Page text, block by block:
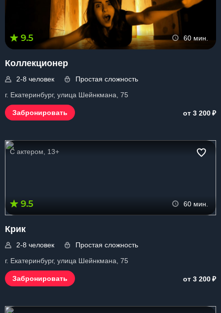
9.5 60 мин.
Коллекционер
2-8 человек
Простая сложность
г. Екатеринбург, улица Шейнкмана, 75
Забронировать от 3 200₽
С актером, 13+
9.5 60 мин.
Крик
2-8 человек
Простая сложность
г. Екатеринбург, улица Шейнкмана, 75
Забронировать от 3 200₽